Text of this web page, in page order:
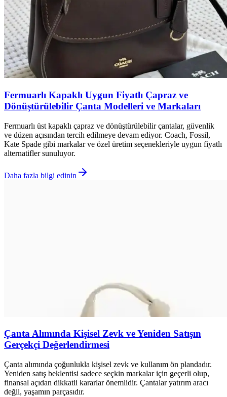
Fermuarlı Kapaklı Uygun Fiyatlı Çapraz ve
Dönüştürülebilir Çanta Modelleri ve Markaları
Fermuarlı üst kapaklı çapraz ve dönüştürülebilir çantalar, güvenlik
ve düzen açısından tercih edilmeye devam ediyor. Coach, Fossil,
Kate Spade gibi markalar ve özel üretim seçenekleriyle uygun fiyatlı
alternatifler sunuluyor.
Daha fazla bilgi edinin
Çanta Alımında Kişisel Zevk ve Yeniden Satışın
Gerçekçi Değerlendirmesi
Çanta alımında çoğunlukla kişisel zevk ve kullanım ön plandadır.
Yeniden satış beklentisi sadece seçkin markalar için geçerli olup,
finansal açıdan dikkatli kararlar önemlidir. Çantalar yatırım aracı
değil, yaşamın parçasıdır.